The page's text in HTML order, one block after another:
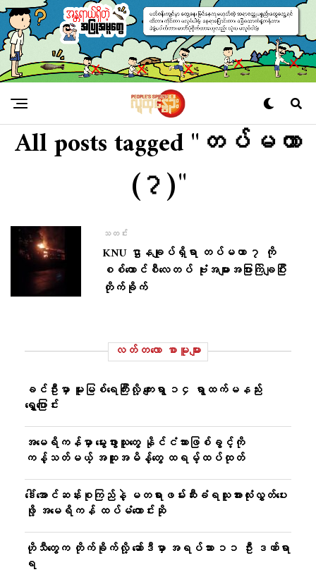
All posts tagged "တပ်မဟာ
(၇)"
သတင်း
KNU ဌာနချုပ်ရှိရာ တပ်မဟာ ၇ ကို
စစ်ကောင်စီလေတပ် ဗုံးအများအပြားကြဲချပြီး
တိုက်ခိုက်
လတ်တ‌လော စာမူများ
ခင်ဦးမှာ မူးမြစ်ရေကြီးလို့ ကျေးရွာ ၁၄ ရွာထက်မနည်း
ရွှေ့ပြောင်း
အမေရိကန်မှာ မွေးဖွားသူတွေ နိုင်ငံသားဖြစ်ခွင့်ကို
ကန့်သတ်မယ့် အထူးအမိန့်တွေ ထရမ့်ထပ်ထုတ်
ဒေါ်အောင်ဆန်းစုကြည်နဲ့ မတရားဖမ်းဆီးခံရသူအားလုံးလွှတ်ပေး
ဖို့ အမေရိကန် ထပ်မံတောင်းဆို
ဟိုသီတွေက တိုက်ခိုက်လို့ ဆော်ဒီမှာ အရပ်သား ၁၁ ဦး ဒဏ်ရာ
ရ